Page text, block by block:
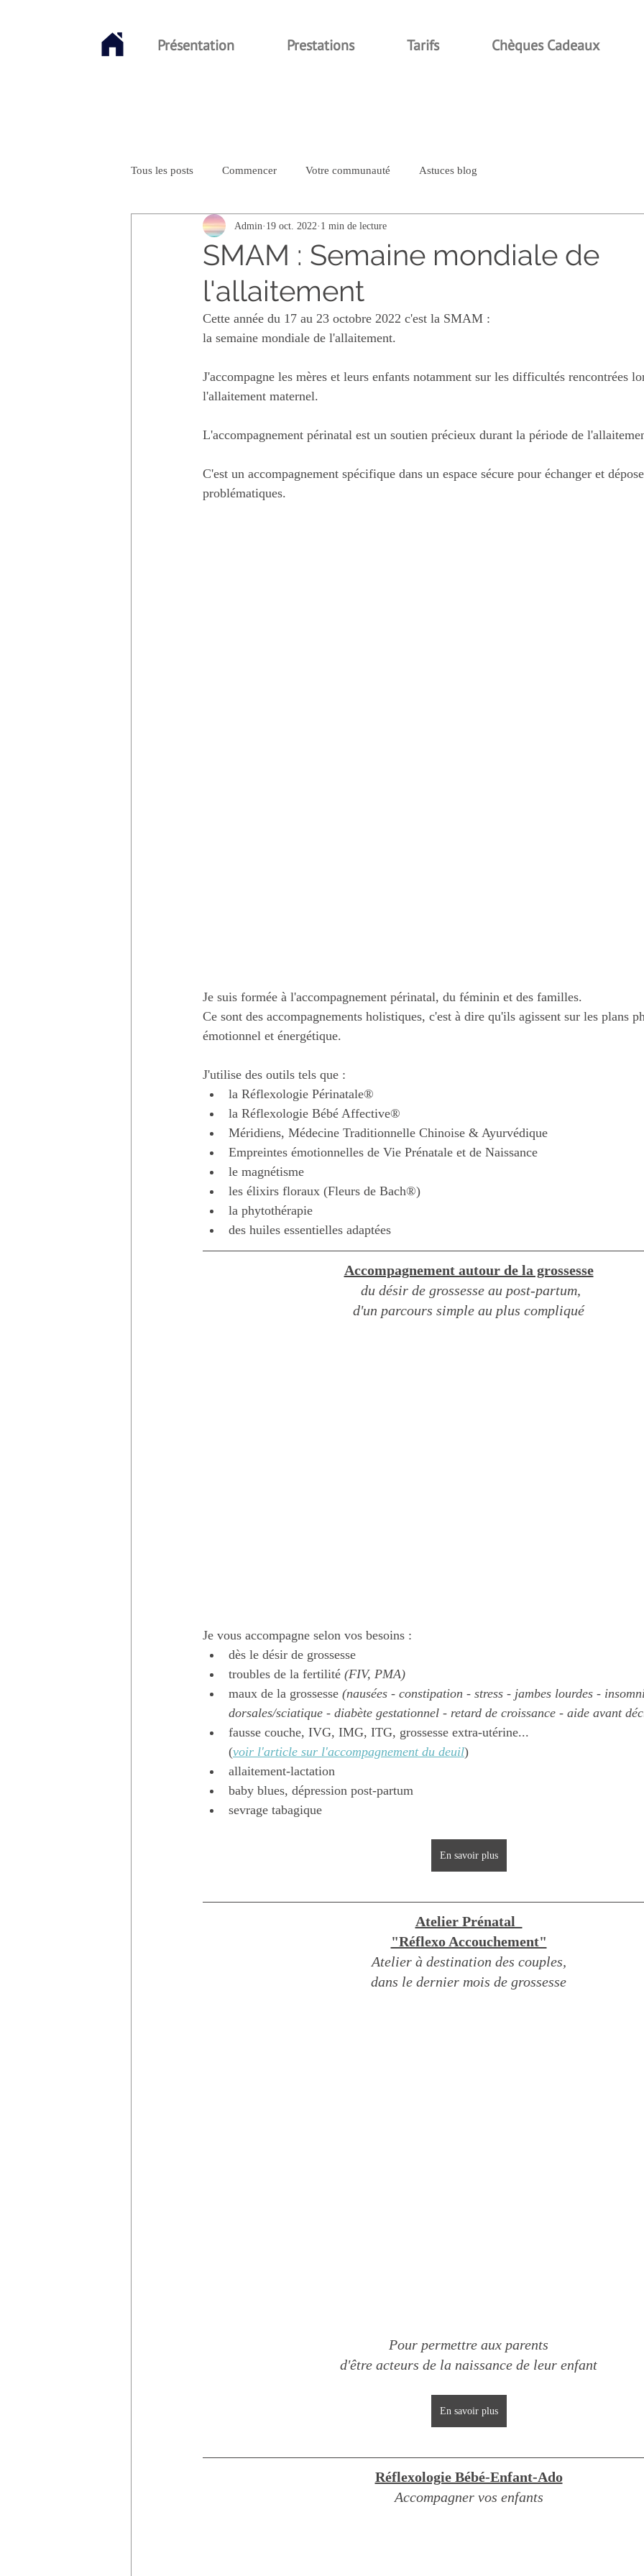
Présentation Prestations Tarifs Chèques Cadeaux
Tous les posts Commencer Votre communauté Astuces blog
SMAM : Semaine mondiale de
l'allaitement
Admin 19 oct. 2022 1 min de lecture
Cette année du 17 au 23 octobre 2022 c'est la SMAM :
la semaine mondiale de l'allaitement.
J'accompagne les mères et leurs enfants notamment sur les difficultés rencontrées
l'allaitement maternel.
L'accompagnement périnatal est un soutien précieux durant la période de
C'est un accompagnement spécifique dans un espace sécure pour échanger et
problématiques.
Je suis formée à l'accompagnement périnatal, du féminin et des familles.
Ce sont des accompagnements holistiques, c'est à dire qu'ils agissent sur les plans
émotionnel et énergétique.
J'utilise des outils tels que :
la Réflexologie Périnatale®
la Réflexologie Bébé Affective®
Méridiens, Médecine Traditionnelle Chinoise & Ayurvédique
Empreintes émotionnelles de Vie Prénatale et de Naissance
le magnétisme
les élixirs floraux (Fleurs de Bach®)
la phytothérapie
des huiles essentielles adaptées
Accompagnement autour de la grossesse
du désir de grossesse au post-partum,
d'un parcours simple au plus compliqué
Je vous accompagne selon vos besoins :
dès le désir de grossesse
troubles de la fertilité (FIV, PMA)
maux de la grossesse (nausées - constipation - stress - jambes lourdes -
dorsales/sciatique - diabète gestationnel - retard de croissance - aide avant
fausse couche, IVG, IMG, ITG, grossesse extra-utérine...
(voir l'article sur l'accompagnement du deuil)
allaitement-lactation
baby blues, dépression post-partum
sevrage tabagique
En savoir plus
Atelier Prénatal
"Réflexo Accouchement"
Atelier à destination des couples,
dans le dernier mois de grossesse
Pour permettre aux parents
d'être acteurs de la naissance de leur enfant
En savoir plus
Réflexologie Bébé-Enfant-Ado
Accompagner vos enfants